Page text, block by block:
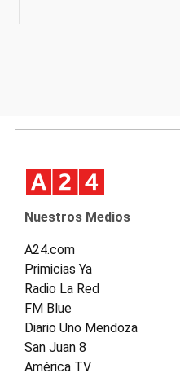
Nuestros Medios
A24.com
Primicias Ya
Radio La Red
FM Blue
Diario Uno Mendoza
San Juan 8
América TV